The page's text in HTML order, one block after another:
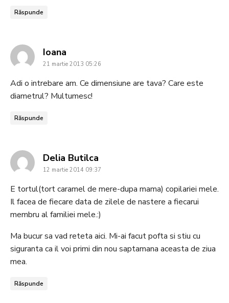
Răspunde
Ioana
21 martie 2013 05:26
Adi o intrebare am. Ce dimensiune are tava? Care este
diametrul? Multumesc!
Răspunde
Delia Butilca
12 martie 2014 09:37
E tortul(tort caramel de mere-dupa mama) copilariei mele.
Il facea de fiecare data de zilele de nastere a fiecarui
membru al familiei mele.:)
Ma bucur sa vad reteta aici. Mi-ai facut pofta si stiu cu
siguranta ca il voi primi din nou saptamana aceasta de ziua
mea.
Răspunde